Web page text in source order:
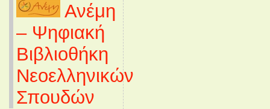
Ανέμη
– Ψηφιακή
Βιβλιοθήκη
Νεοελληνικών
Σπουδών